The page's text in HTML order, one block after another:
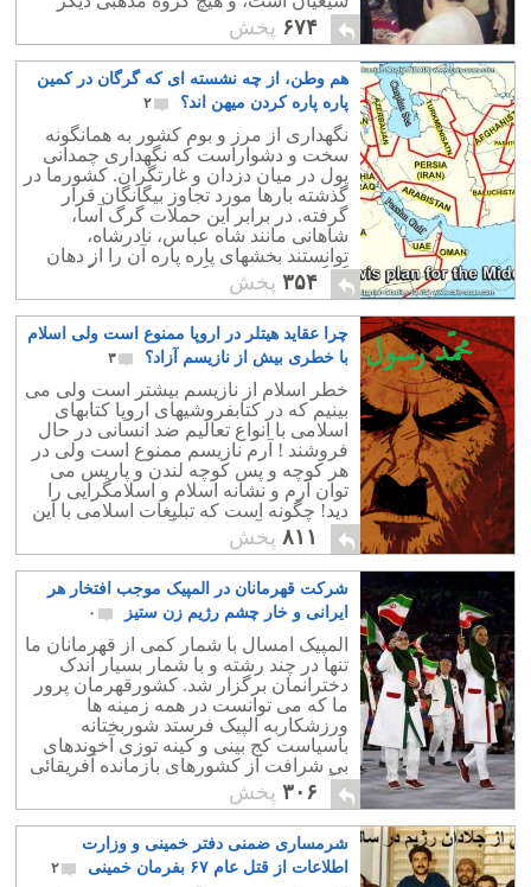
عزادار نیست، ماههای کلاهبرداری و
شارلاتانی آخوندها در تحمیر و زردزدایی
مردم به شمار می روند. اگر به کتاب های
تاریخ اسلام نگاه کنیم اینگونه نوحه و
سوگواری هرگز رواج نداشته است و حتی
پوشش سیاه تقبیح شده است و مکروه
شده است.
۶۷۴ پخش
هم وطن، از چه نشسته ای که گرگان در کمین
پاره پاره کردن میهن اند؟
۲
نگهداری از مرز و بوم کشور به همانگونه
سخت و دشواراست که نگهداری چمدانی
پول در میان دزدان و غارتگران. کشورما در
گذشته بارها مورد تجاوز بیگانگان قرار
گرفته. در برابر این حملات گرگ آسا،
شاهانی مانند شاه عباس، نادرشاه،
توانستند بخشهای پاره پاره آن را از دهان
گرگان طمع کار و گرسنه باز پس گیرند.
۳۵۴ پخش
چرا عقاید هیتلر در اروپا ممنوع است ولی اسلام
با خطری بیش از نازیسم آزاد؟
۳
خطر اسلام از نازیسم بیشتر است ولی می
بینیم که در کتابفروشیهای اروپا کتابهای
اسلامی با انواع تعالیم ضد انسانی در حال
فروشند ! آرم نازیسم ممنوع است ولی در
هر کوچه و پس کوچه لندن و پاریس می
توان آرم و نشانه اسلام و اسلامگرایی را
دید! چگونه است که تبلیغات اسلامی با این
حجم وسیع آزاد است؟ آیا دلارهای نفتی
اعراب آنقدر شیرین است که باید آینده اروپا
را بخاطر آن به خطر انداخت؟جهان باید به
این باور برسد که اگر هیتلر و افکارش
خطرناک است ، محمّد و دینش خطرناکتر
است.
۸۱۱ پخش
شرکت قهرمانان در المپیک موجب افتخار هر
ایرانی و خار چشم رژیم زن ستیز
۰
المپیک امسال با شمار کمی از قهرمانان ما
تنها در چند رشته و با شمار بسیار اندک
دخترانمان برگزار شد. کشورقهرمان پرور
ما که می توانست در همه زمینه ها
ورزشکاربه الپیک فرستد شوربختانه
باسیاست کج بینی و کینه توزی آخوندهای
بی شرافت از کشورهای بازمانده آفریقائی
و آسیائی پست تر و عقب مانده تر ماند.
۳۰۶ پخش
شرمساری ضمنی دفتر خمینی و وزارت
اطلاعات از قتل عام ۶۷ بفرمان خمینی
۲